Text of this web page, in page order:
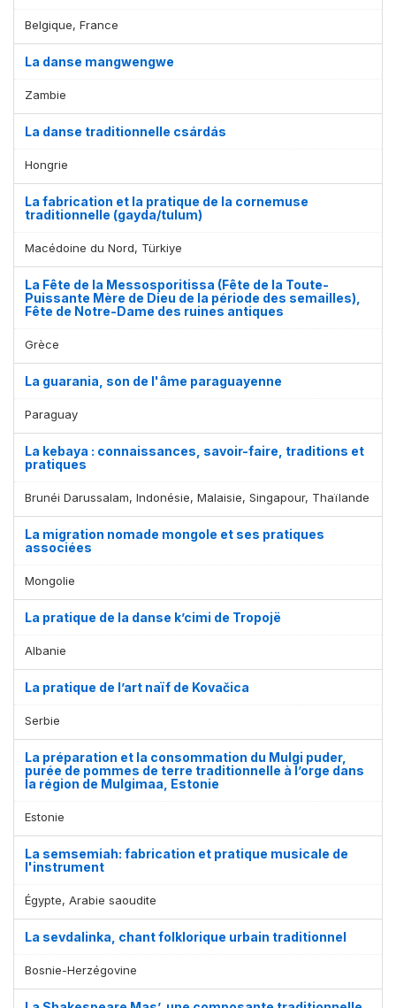
Belgique, France
La danse mangwengwe
Zambie
La danse traditionnelle csárdás
Hongrie
La fabrication et la pratique de la cornemuse
traditionnelle (gayda/tulum)
Macédoine du Nord, Türkiye
La Fête de la Messosporitissa (Fête de la Toute-
Puissante Mère de Dieu de la période des semailles),
Fête de Notre-Dame des ruines antiques
Grèce
La guarania, son de l'âme paraguayenne
Paraguay
La kebaya : connaissances, savoir-faire, traditions et
pratiques
Brunéi Darussalam, Indonésie, Malaisie, Singapour, Thaïlande
La migration nomade mongole et ses pratiques
associées
Mongolie
La pratique de la danse k’cimi de Tropojë
Albanie
La pratique de l’art naïf de Kovačica
Serbie
La préparation et la consommation du Mulgi puder,
purée de pommes de terre traditionnelle à l’orge dans
la région de Mulgimaa, Estonie
Estonie
La semsemiah: fabrication et pratique musicale de
l'instrument
Égypte, Arabie saoudite
La sevdalinka, chant folklorique urbain traditionnel
Bosnie-Herzégovine